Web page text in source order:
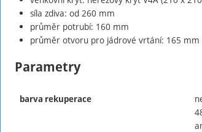
síla zdiva: od 260 mm
průměr potrubí: 160 mm
průměr otvoru pro jádrové vrtání: 165 mm
Parametry
barva rekuperace